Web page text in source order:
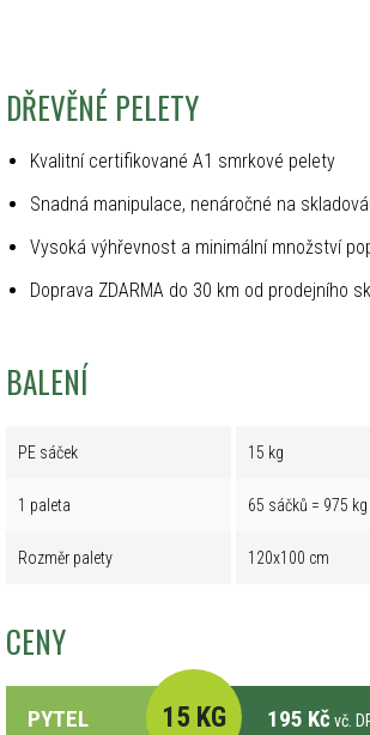
DŘEVĚNÉ PELETY
Kvalitní certifikované A1 smrkové pelety
Snadná manipulace, nenáročné na
Vysoká výhřevnost a minimální množství
Doprava ZDARMA do 30 km od prodejního
BALENÍ
PE sáček 15 kg
1 paleta 65 sáčků = 975 kg
Rozměr palety 120x100 cm
CENY
PYTEL 15 KG 195 Kč vč.